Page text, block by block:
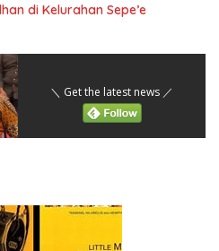
di Kelurahan Sepe’e
＼ Get the latest news ／